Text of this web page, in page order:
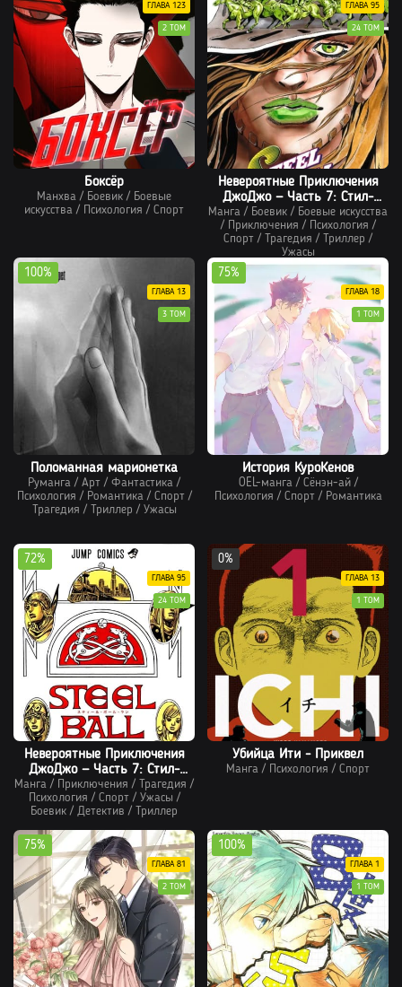
Боксёр
Манхва / Боевик / Боевые
искусства / Психология / Спорт
ГЛАВА 123
2 ТОМ
Невероятные Приключения
ДжоДжо — Часть 7: Стил-
Болл-Ран (В цвете)
Манга / Боевик / Боевые искусства
/ Приключения / Психология /
Спорт / Трагедия / Триллер /
Ужасы
ГЛАВА 95
24 ТОМ
Поломанная марионетка
Руманга / Арт / Фантастика /
Психология / Романтика/ Спорт/
Трагедия / Триллер / Ужасы
100%
ГЛАВА 13
3 ТОМ
История КуроКенов
OEL-манга/ Сёнэн-ай/
Психология / Спорт/ Романтика
75%
ГЛАВА 18
1 ТОМ
Невероятные Приключения
ДжоДжо — Часть 7: Стил-
Болл-Ра
Манга / Приключения / Трагедия /
Психология / Спорт/ Ужасы /
Боевик / Детектив / Триллер
72%
ГЛАВА 95
24 ТОМ
Убийца Ити - Приквел
Манга / Психология / Спорт
0%
ГЛАВА 13
1 ТОМ
75%
ГЛАВА 81
2 ТОМ
100%
ГЛАВА 1
1 ТОМ